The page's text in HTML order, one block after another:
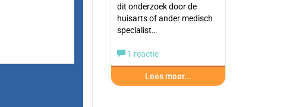
dit onderzoek door de
huisarts of ander medisch
specialist…
1 reactie
Lees meer...